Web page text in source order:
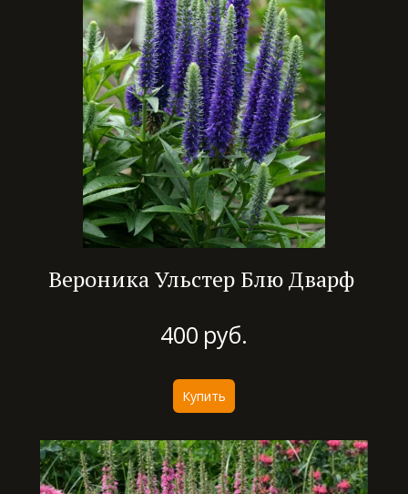
Вероника Ульстер Блю Дварф
400 руб.
Купить